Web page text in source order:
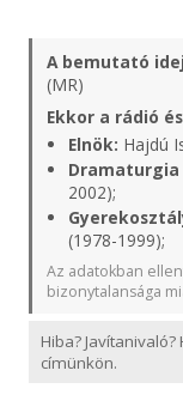
A bemutató
(MR)
Ekkor a rádió
Elnök: Hajdú
2002);
(1978-1999);
Az adatokban
bizonytalansága
Hiba?
címünkön.